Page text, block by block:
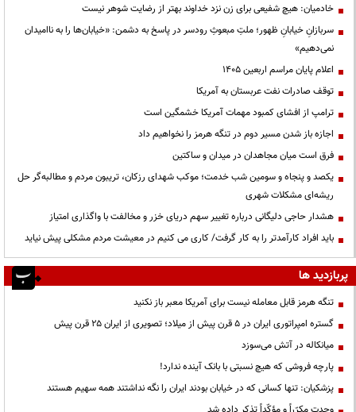
خادمیان: هیچ شفیعی برای زن نزد خداوند بهتر از رضایت شوهر نیست
سربازانِ خیابانِ ظهور؛ ملتِ مبعوثِ رودسر در پاسخ به دشمن: «خیابان‌ها را به ناامیدان
نمی‌دهیم»
اعلام پایان مراسم اربعین ۱۴۰۵
توقف صادرات نفت عربستان به آمریکا
ترامپ از افشای کمبود مهمات آمریکا خشمگین است
اجازه باز شدن مسیر دوم در تنگه هرمز را نخواهیم داد
فرق است میان مجاهدان در میدان و ساکتین
یکصد و پنجاه و سومین شب خدمت؛ موکب شهدای رزکان، تریبون مردم و مطالبه‌گر حل
ریشه‌ای مشکلات شهری
هشدار حاجی دلیگانی درباره تغییر سهم دریای خزر و مخالفت با واگذاری امتیاز
باید افراد کارآمدتر را به کار گرفت/ کاری می کنیم در معیشت مردم مشکلی پیش نیاید
پربازدید ها
تنگه هرمز قابل معامله نیست برای آمریکا معبر باز نکنید
گستره امپراتوری ایران در ۵ قرن پیش از میلاد؛ تصویری از ایران ۲۵ قرن پیش
میانکاله در آتش می‌سوزد
پارچه فروشی که هیچ نسبتی با بانک آینده ندارد!
پزشکیان: تنها کسانی که در خیابان بودند ایران را نگه نداشتند همه سهیم هستند